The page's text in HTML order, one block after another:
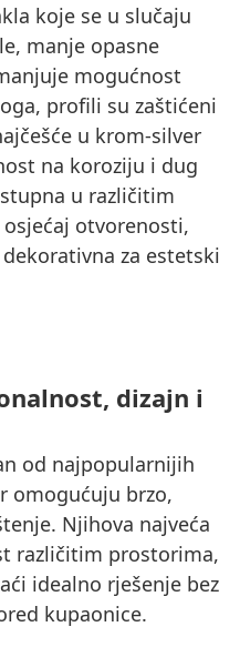
koje se u slučaju
manje opasne
mogućnost
profili su zaštićeni
u krom-silver
na koroziju i dug
u različitim
otvorenosti,
za estetski
dizajn i
od najpopularnijih
omogućuju brzo,
Njihova najveća
različitim prostorima,
idealno rješenje bez
kupaonice.